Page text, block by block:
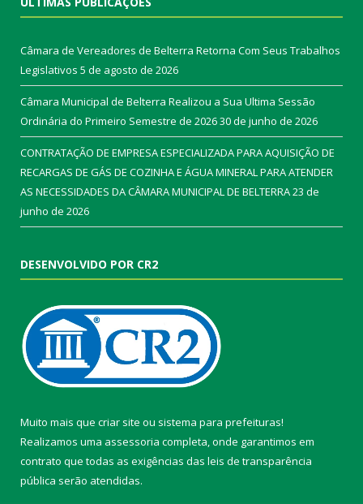
Câmara de Vereadores de Belterra Retorna Com Seus Trabalhos
Legislativos 5 de agosto de 2026
Câmara Municipal de Belterra Realizou a Sua Ultima Sessão
Ordinária do Primeiro Semestre de 202630 de junho de 2026
CONTRATAÇÃO DE EMPRESA ESPECIALIZADA PARA AQUISIÇÃO DE
RECARGAS DE GÁS DE COZINHA E ÁGUA MINERAL PARA ATENDER
AS NECESSIDADES DA CÂMARA MUNICIPAL DE BELTERRA23 de
junho de 2026
DESENVOLVIDO POR CR2
Muito mais que criar site ou sistema para prefeituras!
Realizamos uma assessoria completa, onde garantimos em
contrato que todas as exigências das leis de transparência
pública serão atendidas.